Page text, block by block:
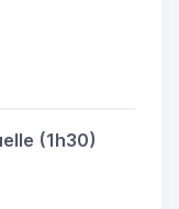
(1h30)